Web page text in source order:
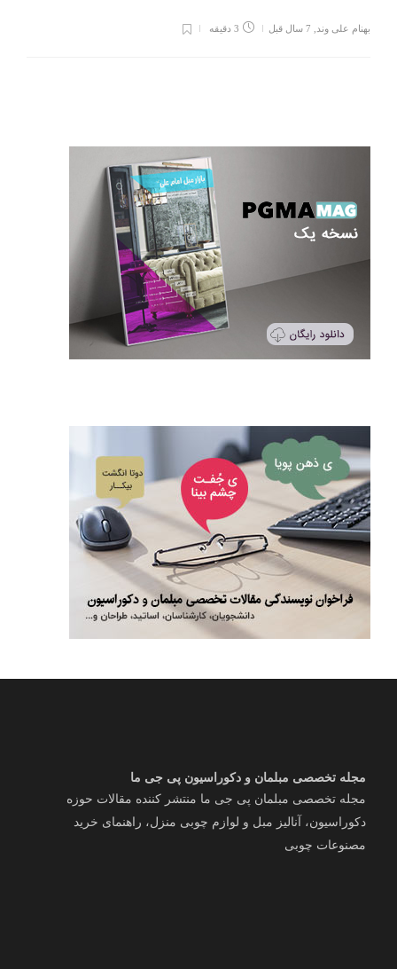
بهنام علی وند 7 سال قبل 3 دقیقه
مجله تخصصی مبلمان و دکوراسیون پی جی ما
مجله تخصصی مبلمان پی جی ما منتشر کننده مقالات حوزه
دکوراسیون، آنالیز مبل و لوازم چوبی منزل، راهنمای خرید
مصنوعات چوبی